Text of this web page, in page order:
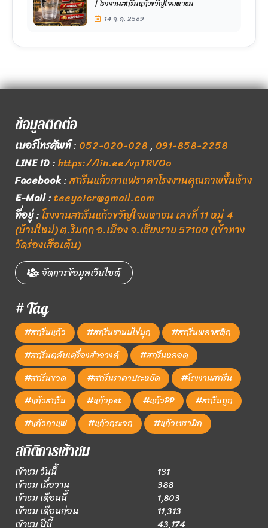
| โรงงานสกรีนแก้วขวัญใจมหาชน
14 ก.ค. 2569
ข้อมูลติดต่อ
เบอร์โทรศัพท์: 052-020-028, 091-858-2258
LINE ID:https://lin.ee/vpTRVOo
Facebook:สกรีนแก้วกาแฟราคาโรงงานคุณภาพขึ้นห้าง
E-Mail:teeyaicr@gmail.com
ที่อยู่:โรงงานสกรีนแก้วขวัญใจมหาชน เลขที่ 11 หมู่ 4
(บ้านใหม่) ต.ริมกก อ.เมือง จ.เชียงราย 57100 (เข้าทาง
วัดร่องเสือเต้น)
จัดการข้อมูลเว็บไซต์
# Tag
#สกรีนแก้ว #สกรีนชานมไข่มุก
#สกรีนพลาสติก
#สกรีนตลับเครื่องสำอางค์
#สกรีนหลอด
#สกรีนขวด
#สกรีนราคาประหยัด
#โรงงานสกรีน
#แก้วสกรีน
#แก้วpet #แก้วPP
#สกรีนถูก
#แก้วกาแฟ
#แก้วกระจก #แก้วเซรามิก
สถิติการเข้าชม
เข้าชม วันนี้
131
เข้าชม เมื่อวาน
388
เข้าชม เดือนนี้
1,803
เข้าชม เดือนก่อน
11,313
เข้าชม ปีนี้
43,174